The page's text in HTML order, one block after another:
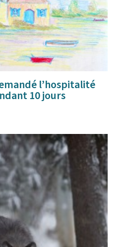
l’hospitalité
10 jours